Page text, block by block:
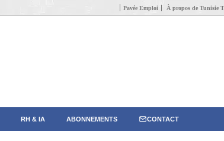
Pavée Emploi À propos de Tunisie
RH & IA ABONNEMENTS CONTACT